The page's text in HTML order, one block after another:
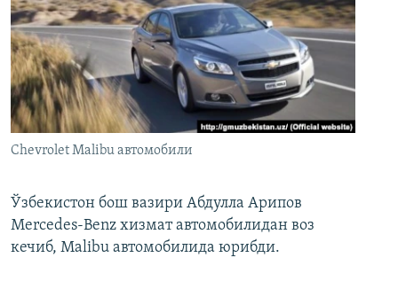
Chevrolet Malibu автомобили
Ўзбекистон бош вазири Абдулла Арипов
Mercedes-Benz хизмат автомобилидан воз
кечиб, Malibu автомобилида юрибди.